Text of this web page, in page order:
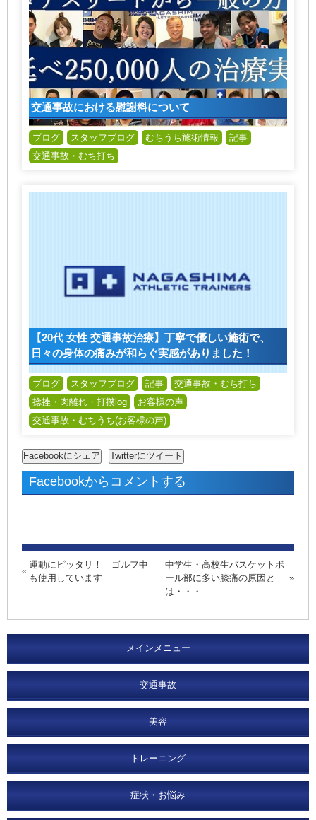
交通事故における慰謝料について
ブログ スタッフブログ むちうち施術情報
記事
交通事故・むち打ち
【20代 女性 交通事故治療】丁寧で優しい施術で、
日々の身体の痛みが和らぐ実感がありました！
ブログ スタッフブログ 記事
交通事故・むち打ち
捻挫・肉離れ・打撲log
お客様の声
交通事故・むちうち(お客様の声)
Facebookからコメントする
運動にピッタリ！ ゴルフ中
も使用しています
中学生・高校生バスケットボ
ール部に多い膝痛の原因と
は・・・
メインメニュー
交通事故
美容
トレーニング
症状・お悩み